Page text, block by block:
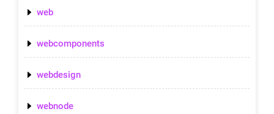
web
webcomponents
webdesign
webnode